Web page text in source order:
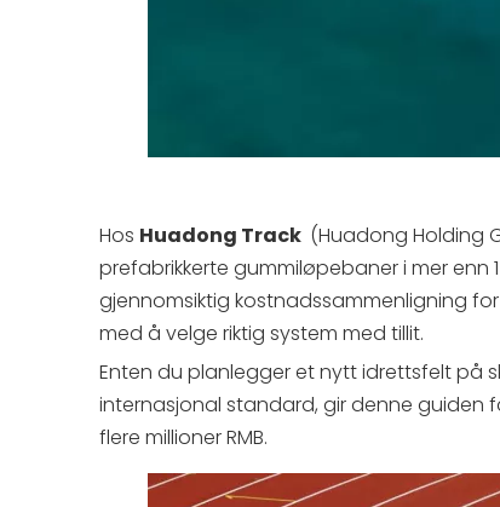
Hos Huadong Track (Huadong Holding
prefabrikkerte gummiløpebaner i mer enn
gjennomsiktig kostnadssammenligning
med å velge riktig system med tillit.
Enten du planlegger et nytt idrettsfelt på
internasjonal standard, gir denne guiden
flere millioner RMB.